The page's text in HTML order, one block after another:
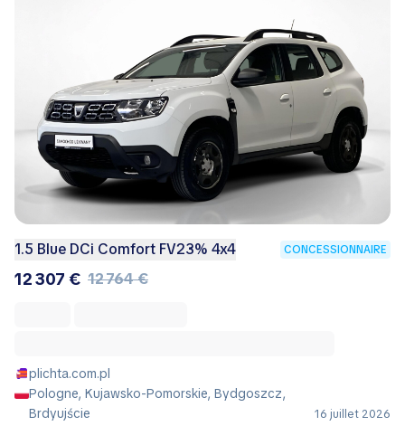
1.5 Blue DCi Comfort FV23% 4x4 CONCESSIONNAIRE
12 307 € 12 764 €
plichta.com.pl
Pologne, Kujawsko-Pomorskie, Bydgoszcz,
Brdyujście
16 juillet 2026